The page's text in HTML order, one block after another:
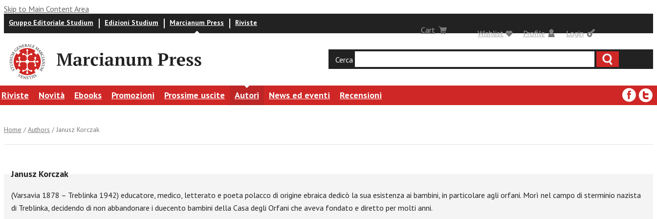
Skip to Main Content Area
Gruppo Editoriale Studium Edizioni Studium Marcianum Press Riviste
Login
Cart Profile
Wishlist
Cerca
Riviste Novità Ebooks Promozioni Prossime uscite Autori News ed eventi Recensioni
Home /Authors / Janusz Korczak
Janusz Korczak
(Varsavia 1878 – Treblinka 1942) educatore, medico, letterato e poeta polacco di origine ebraica dedicò la sua esistenza ai bambini, in particolare agli orfani. Morì nel campo di sterminio nazista
di Treblinka, decidendo di non abbandonare i duecento bambini della Casa degli Orfani che aveva fondato e diretto per molti anni.